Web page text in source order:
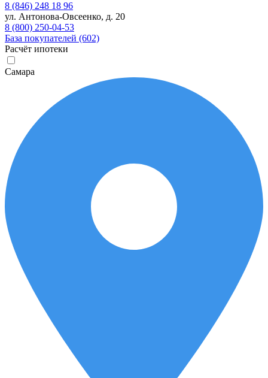
8 (846) 248 18 96
ул. Антонова-Овсеенко, д. 20
8 (800) 250-04-53
База покупателей (602)
Расчёт ипотеки
Самара